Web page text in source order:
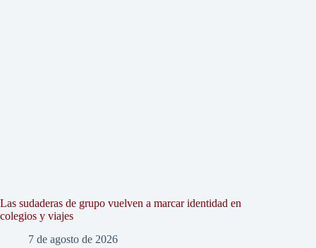
Las sudaderas de grupo vuelven a marcar identidad en
colegios y viajes
7 de agosto de 2026